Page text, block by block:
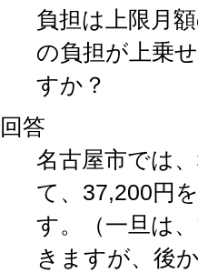
負担は上限月
の負担が上乗
すか？
回答
名古屋市では
て、37,200円
す。（一旦は
きますが、後